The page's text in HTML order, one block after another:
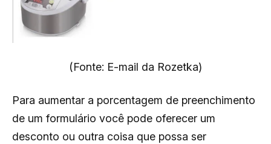
(Fonte: E-mail da Rozetka)
Para aumentar a porcentagem de preenchimento
de um formulário você pode oferecer um
desconto ou outra coisa que possa ser